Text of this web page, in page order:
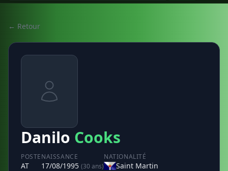
← Retour
Danilo Cooks
POSTE
AT
NAISSANCE
17/08/1995 (30 ans)
NATIONALITÉ
Saint Martin